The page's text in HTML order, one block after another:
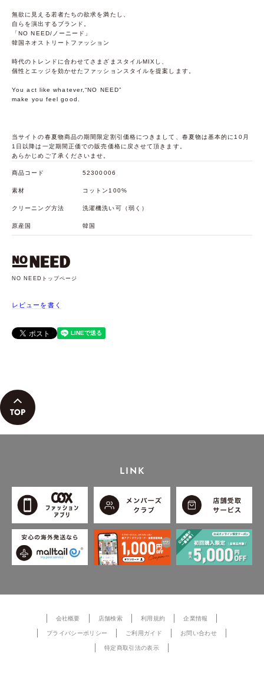
無欲に見える若者たちの欲求を満たし、
自らを演出するブランド。
「NO NEED/ノーニード」
韓国ネオストリートファッション
時代のトレンドに合わせてさまざまスタイルMIXし、
個性とエッジを効かせたファッションスタイルを提案します。
You act like whatever,“NO NEED”
make you feel good.
当サイトの春夏物商品の期間限定割引価格につきまして、春夏物は基本的に10月
1日以降は一定期間正価での販売価格に戻させて頂きます。
あらかじめご了承くださいませ。
商品コード 52300006
素材 コットン100%
クリーニング方法 洗濯機洗い可（弱く）
原産国 韓国
NO NEEDトップページ
レビューを書く
LINK
会社概要 店舗検索 利用規約 企業情報
プライバシーポリシー ご利用ガイド お問い合わせ
特定商取引法の表示